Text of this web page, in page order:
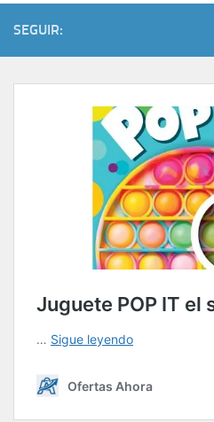
SEGUIR: